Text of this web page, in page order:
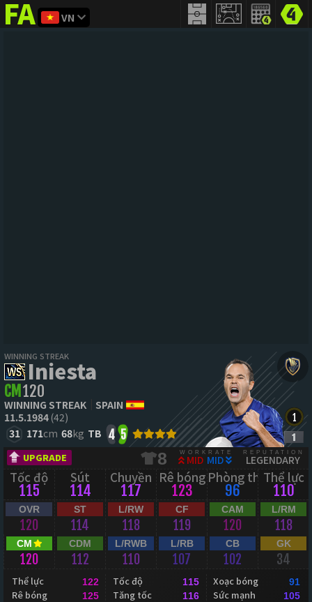
FIFAaddict
VN
WINNING STREAK
Iniesta
CM 120
WINNING STREAK
SPAIN
11.5.1984(42)
31 171cm 68kg TB 4 5
UPGRADE 8 WORKRATE
MID MID
REPUTATION
LEGENDARY
Tốc độ
115
Sút
114
Chuyền
117
Rê bóng
123
Phòng thủ
96
Thể lực
110
OVR
120
ST
114
L/RW
118
CF
119
CAM
120
L/RM
118
CM
120
CDM
112
L/RWB
110
L/RB
107
CB
102
GK
34
Thể lực 122
Rê bóng 125
Tốc độ 115
Tăng tốc 116
Xoạc bóng 91
Sức mạnh 105